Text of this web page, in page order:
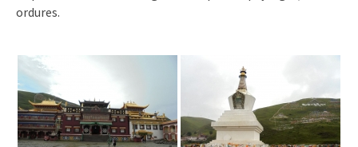
ordures.